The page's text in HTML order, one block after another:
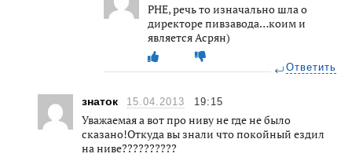
РНЕ, речь то изначально шла о
директоре пивзавода…коим и
является Асрян)
Ответить
знаток 15.04.2013 19:15
Уважаемая а вот про ниву не где не было
сказано!Откуда вы знали что покойный ездил
на ниве??????????